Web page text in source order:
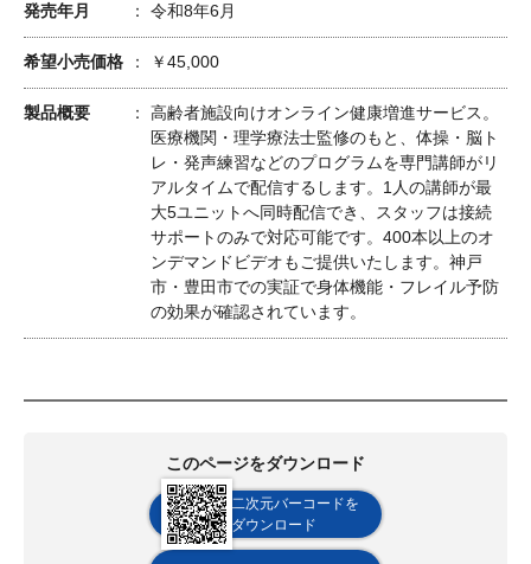
発売年月 令和8年6月
希望小売価格 ￥45,000
製品概要
高齢者施設向けオンライン健康増進サービス。
医療機関・理学療法士監修のもと、体操・脳ト
レ・発声練習などのプログラムを専門講師がリ
アルタイムで配信するします。1人の講師が最
大5ユニットへ同時配信でき、スタッフは接続
サポートのみで対応可能です。400本以上のオ
ンデマンドビデオもご提供いたします。神戸
市・豊田市での実証で身体機能・フレイル予防
の効果が確認されています。
このページをダウンロード
二次元バーコードを
ダウンロード